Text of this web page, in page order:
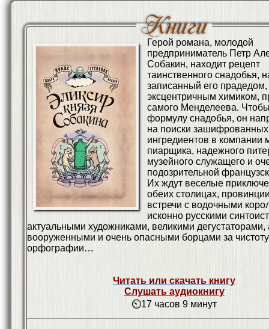
Герой романа, молодой
предприниматель Петр
Собакин, находит рецепт
таинственного снадобья,
записанный его прадедом,
эксцентричным химиком,
самого Менделеева. Чтобы
формулу снадобья, он
на поиски зашифрованных
ингредиентов в компании
пиарщика, надежного
музейного служащего и
подозрительной
Их ждут веселые
обеих столицах,
встречи с водочными
исконно русскими
актуальными художниками, великими дегустаторами,
вооруженными и очень опасными борцами за чистоту
орфографии…
Читать или скачать книгу
Слушать аудиокнигу
⏲17 часов 9 минут